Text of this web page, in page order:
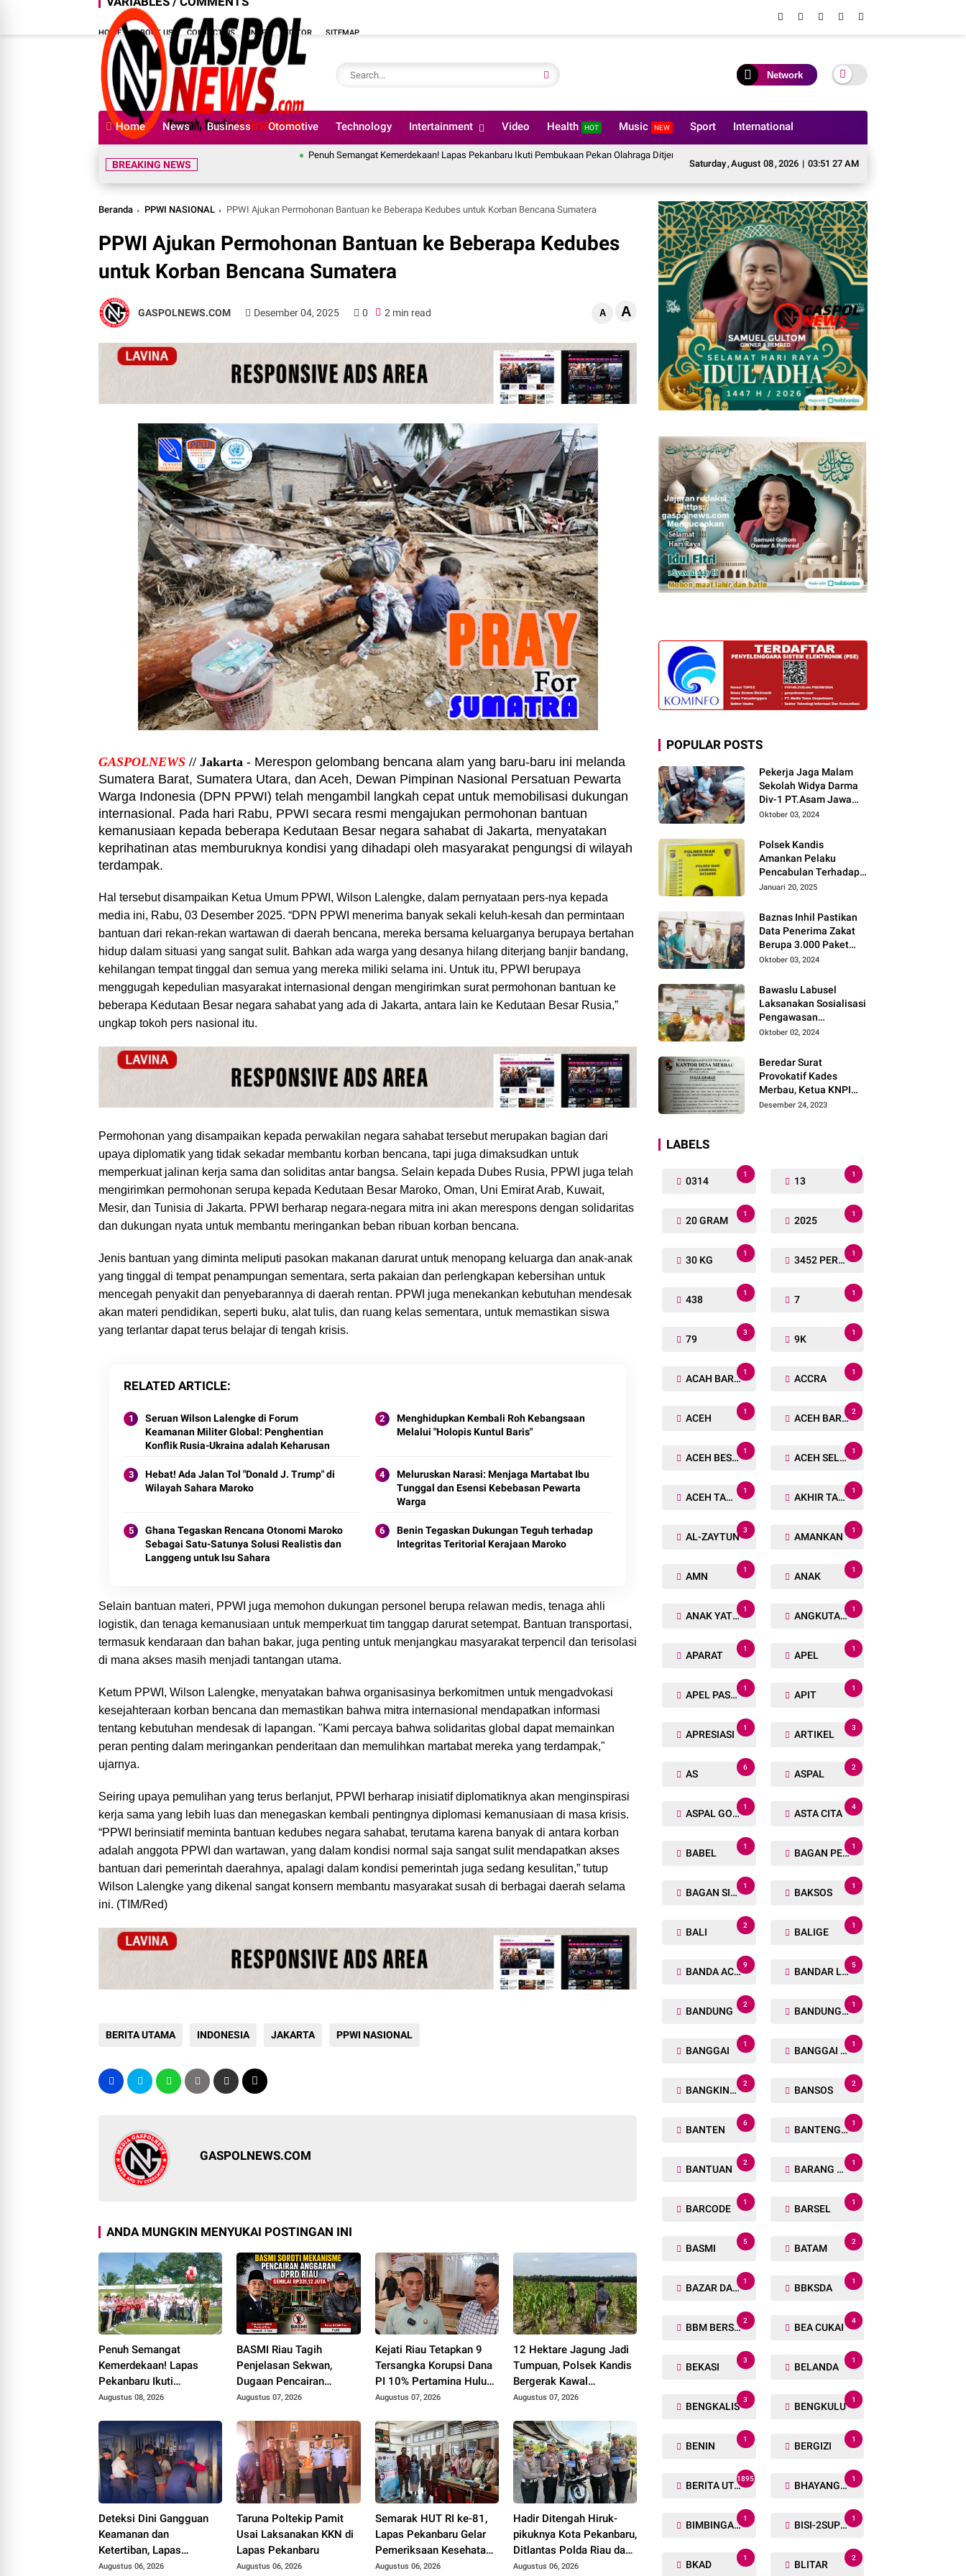
HOME ABOUT US CONTACT US INDEX EDITOR SITEMAP
Network
Home News Business Otomotive Technology Intertainment Video Health HOT Music NEW Sport International
Saturday,August 08,2026 | 03:51 29 AM
BREAKING NEWS
Penuh Semangat Kemerdekaan! Lapas Pekanbaru Ikuti Pembukaan Pekan Olahraga Ditjenpas Riau HUT RI ke-81
Beranda PPWI NASIONAL PPWI Ajukan Permohonan Bantuan ke Beberapa Kedubes untuk Korban Bencana Sumatera
PPWI Ajukan Permohonan Bantuan ke Beberapa Kedubes
untuk Korban Bencana Sumatera
GASPOLNEWS.COM Desember 04, 2025 0 2 min read A A
GASPOLNEWS // Jakarta - Merespon gelombang bencana alam yang baru-baru ini melanda
Sumatera Barat, Sumatera Utara, dan Aceh, Dewan Pimpinan Nasional Persatuan Pewarta
Warga Indonesia (DPN PPWI) telah mengambil langkah cepat untuk memobilisasi dukungan
internasional. Pada hari Rabu, PPWI secara resmi mengajukan permohonan bantuan
kemanusiaan kepada beberapa Kedutaan Besar negara sahabat di Jakarta, menyatakan
keprihatinan atas memburuknya kondisi yang dihadapi oleh masyarakat pengungsi di wilayah
terdampak.
Hal tersebut disampaikan Ketua Umum PPWI, Wilson Lalengke, dalam pernyataan pers-nya kepada
media ini, Rabu, 03 Desember 2025. “DPN PPWI menerima banyak sekali keluh-kesah dan permintaan
bantuan dari rekan-rekan wartawan di daerah bencana, mereka bersama keluarganya berupaya bertahan
hidup dalam situasi yang sangat sulit. Bahkan ada warga yang desanya hilang diterjang banjir bandang,
kehilangan tempat tinggal dan semua yang mereka miliki selama ini. Untuk itu, PPWI berupaya
menggugah kepedulian masyarakat internasional dengan mengirimkan surat permohonan bantuan ke
beberapa Kedutaan Besar negara sahabat yang ada di Jakarta, antara lain ke Kedutaan Besar Rusia,”
ungkap tokoh pers nasional itu.
Permohonan yang disampaikan kepada perwakilan negara sahabat tersebut merupakan bagian dari
upaya diplomatik yang tidak sekadar membantu korban bencana, tapi juga dimaksudkan untuk
memperkuat jalinan kerja sama dan soliditas antar bangsa. Selain kepada Dubes Rusia, PPWI juga telah
mengirimkan permohonan serupa kepada Kedutaan Besar Maroko, Oman, Uni Emirat Arab, Kuwait,
Mesir, dan Tunisia di Jakarta. PPWI berharap negara-negara mitra ini akan merespons dengan solidaritas
dan dukungan nyata untuk membantu meringankan beban ribuan korban bencana.
Jenis bantuan yang diminta meliputi pasokan makanan darurat untuk menopang keluarga dan anak-anak
yang tinggal di tempat penampungan sementara, serta pakaian dan perlengkapan kebersihan untuk
mencegah penyakit dan penyebarannya di daerah rentan. PPWI juga menekankan kebutuhan mendesak
akan materi pendidikan, seperti buku, alat tulis, dan ruang kelas sementara, untuk memastikan siswa
yang terlantar dapat terus belajar di tengah krisis.
RELATED ARTICLE
Seruan Wilson Lalengke di Forum
Keamanan Militer Global: Penghentian
Konflik Rusia-Ukraina adalah Keharusan
Menghidupkan Kembali Roh Kebangsaan
Melalui "Holopis Kuntul Baris"
Hebat! Ada Jalan Tol "Donald J. Trump" di
Wilayah Sahara Maroko
Meluruskan Narasi: Menjaga Martabat Ibu
Tunggal dan Esensi Kebebasan Pewarta
Warga
Ghana Tegaskan Rencana Otonomi Maroko
Sebagai Satu-Satunya Solusi Realistis dan
Langgeng untuk Isu Sahara
Benin Tegaskan Dukungan Teguh terhadap
Integritas Teritorial Kerajaan Maroko
Selain bantuan materi, PPWI juga memohon dukungan personel berupa relawan medis, tenaga ahli
logistik, dan tenaga kemanusiaan untuk memperkuat tim tanggap darurat setempat. Bantuan transportasi,
termasuk kendaraan dan bahan bakar, juga penting untuk menjangkau masyarakat terpencil dan terisolasi
di mana akses masih menjadi tantangan utama.
Ketum PPWI, Wilson Lalengke, menyatakan bahwa organisasinya berkomitmen untuk mengadvokasi
kesejahteraan korban bencana dan memastikan bahwa mitra internasional mendapatkan informasi
tentang kebutuhan mendesak di lapangan. "Kami percaya bahwa solidaritas global dapat memainkan
peran penting dalam meringankan penderitaan dan memulihkan martabat mereka yang terdampak,"
ujarnya.
Seiring upaya pemulihan yang terus berlanjut, PPWI berharap inisiatif diplomatiknya akan menginspirasi
kerja sama yang lebih luas dan menegaskan kembali pentingnya diplomasi kemanusiaan di masa krisis.
“PPWI berinsiatif meminta bantuan kedubes negara sahabat, terutama karena banyak di antara korban
adalah anggota PPWI dan wartawan, yang dalam kondisi normal saja sangat sulit mendapatkan akses
bantuan dari pemerintah daerahnya, apalagi dalam kondisi pemerintah juga sedang kesulitan,” tutup
Wilson Lalengke yang dikenal sangat konsern membantu masyarakat susah di berbagai daerah selama
ini. (TIM/Red)
BERITA UTAMA INDONESIA JAKARTA PPWI NASIONAL
GASPOLNEWS.COM
ANDA MUNGKIN MENYUKAI POSTINGAN INI
Penuh Semangat
Kemerdekaan! Lapas
Pekanbaru Ikuti
Pembukaan Pekan
HUT RI ke-81
Augustus 08, 2026
BASMI Riau Tagih
Penjelasan Sekwan,
Dugaan Pencairan
Anggaran DPRD Tanpa
Augustus 07, 2026
Kejati Riau Tetapkan 9
Tersangka Korupsi Dana
PI 10% Pertamina Hulu
Rokan
Augustus 07, 2026
12 Hektare Jagung Jadi
Tumpuan, Polsek Kandis
Bergerak Kawal
Swasembada Pangan
Augustus 07, 2026
Deteksi Dini Gangguan
Keamanan dan
Ketertiban, Lapas
Narkotika Rumbai Gelar
Augustus 06, 2026
Taruna Poltekip Pamit
Usai Laksanakan KKN di
Lapas Pekanbaru
Augustus 06, 2026
Semarak HUT RI ke-81,
Lapas Pekanbaru Gelar
Pemeriksaan Kesehatan
Gratis untuk Warga
Augustus 06, 2026
Hadir Ditengah Hiruk-
pikuknya Kota Pekanbaru,
Ditlantas Polda Riau dan
Polantas KARIB Kobarkan
Augustus 06, 2026
POPULAR POSTS
Pekerja Jaga Malam
Sekolah Widya Darma
Div-1 PT.Asam Jawa
Todongkan Senpi
Sumberjo
Oktober 03, 2024
Polsek Kandis
Amankan Pelaku
Pencabulan Terhadap
Dua Anak Kakak-
Gereja
Januari 20, 2025
Baznas Inhil Pastikan
Data Penerima Zakat
Berupa 3.000 Paket
Premium Boxs Sudah
Oktober 03, 2024
Bawaslu Labusel
Laksanakan Sosialisasi
Pengawasan
Partisipatif kepada
Pemuda Dan Agama
Pada pilkada Serentak
2024
Oktober 02, 2024
Beredar Surat
Provokatif Kades
Merbau, Ketua KNPI
Riau: "Periksa, Tangkap
Desember 24, 2023
LABELS
0314
1
13
1
20 GRAM
1
2025
1
30 KG
1
3452 PERSONIL
1
438
1
7
1
79
3
9K
1
ACAH BARAT
1
ACCRA
1
ACEH
1
ACEH BARAT
2
ACEH BESAR
1
ACEH SELATAN
1
ACEH TAMIANG
1
AKHIR TAHUN
1
AL-ZAYTUN
3
AMANKAN
1
AMN
1
ANAK
1
ANAK YATIM
1
ANGKUTAN TRANSPORTASI
1
APARAT
1
APEL
1
APEL PASUKAN
1
APIT
1
APRESIASI
1
ARTIKEL
3
AS
6
ASPAL
2
ASPAL GORENG
1
ASTA CITA
4
BABEL
1
BAGAN PETE
1
BAGAN SIAPIN API
1
BAKSOS
1
BALI
2
BALIGE
1
BANDA ACEH
9
BANDAR LAMPUNG
5
BANDUNG
2
BANDUNG BARAT
1
BANGGAI
1
BANGGAI LAUT
1
BANGKINANG
2
BANSOS
2
BANTEN
6
BANTENG RAIDERS
1
BANTUAN
2
BARANG TUAKA
1
BARCODE
1
BARSEL
1
BASMI
5
BATAM
2
BAZAR DAN BAKSOS RAMADHAN
1
BBKSDA
1
BBM BERSUBSIDI
2
BEA CUKAI
4
BEKASI
3
BELANDA
1
BENGKALIS
3
BENGKULU
1
BENIN
1
BERGIZI
1
BERITA UTAMA
1895
BHAYANGKARA RUN
1
BIMBINGAN ROHANI
1
BISI-2SUPER
1
BKAD
1
BLITAR
2